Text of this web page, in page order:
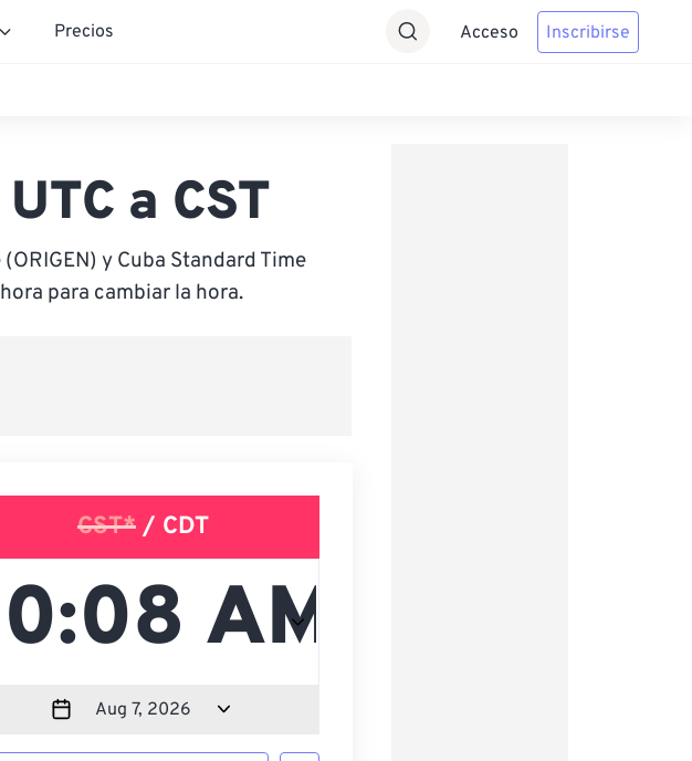
Precios Acceso Inscribirse
a CST
y Cuba Standard Time
para cambiar la hora.
CST*/ CDT